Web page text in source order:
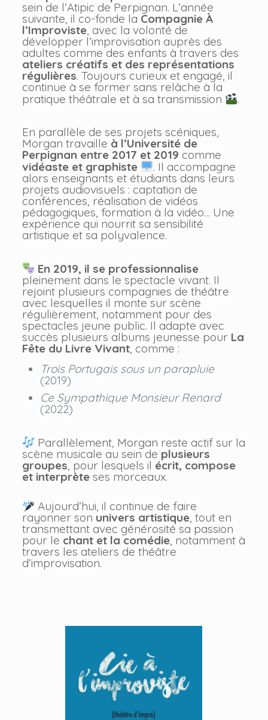
sein de l’Atipic de Perpignan. L’année
suivante, il co-fonde la Compagnie À
l’Improviste, avec la volonté de
développer l’improvisation auprès des
adultes comme des enfants à travers des
ateliers créatifs et des représentations
régulières. Toujours curieux et engagé, il
continue à se former sans relâche à la
pratique théâtrale et à sa transmission
.
En parallèle de ses projets scéniques,
Morgan travaille à l’Université de
Perpignan entre 2017 et 2019 comme
vidéaste et graphiste
. Il accompagne
alors enseignants et étudiants dans leurs
projets audiovisuels : captation de
conférences, réalisation de vidéos
pédagogiques, formation à la vidéo… Une
expérience qui nourrit sa sensibilité
artistique et sa polyvalence.
En 2019, il se professionnalise
pleinement dans le spectacle vivant. Il
rejoint plusieurs compagnies de théâtre
avec lesquelles il monte sur scène
régulièrement, notamment pour des
spectacles jeune public. Il adapte avec
succès plusieurs albums jeunesse pour La
Fête du Livre Vivant, comme :
Trois Portugais sous un parapluie
(2019)
Ce Sympathique Monsieur Renard
(2022)
Parallèlement, Morgan reste actif sur la
scène musicale au sein de plusieurs
groupes, pour lesquels il écrit, compose
et interprèteses morceaux.
Aujourd’hui, il continue de faire
rayonner son univers artistique, tout en
transmettant avec générosité sa passion
pour le chant et la comédie, notamment à
travers les ateliers de théâtre
d’improvisation.